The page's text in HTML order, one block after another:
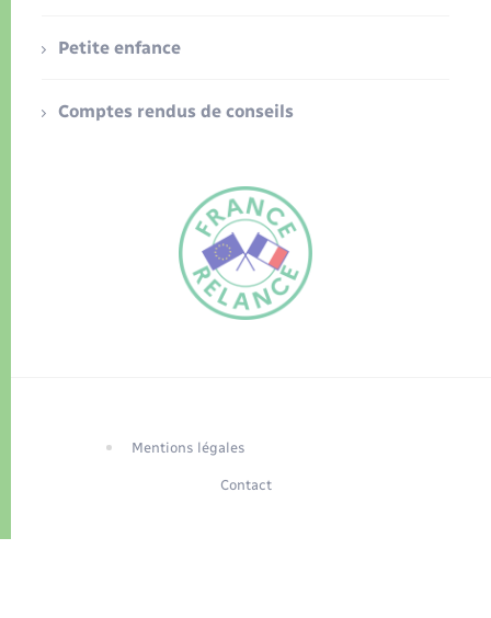
Petite enfance
Comptes rendus de conseils
Mentions légales
Contact